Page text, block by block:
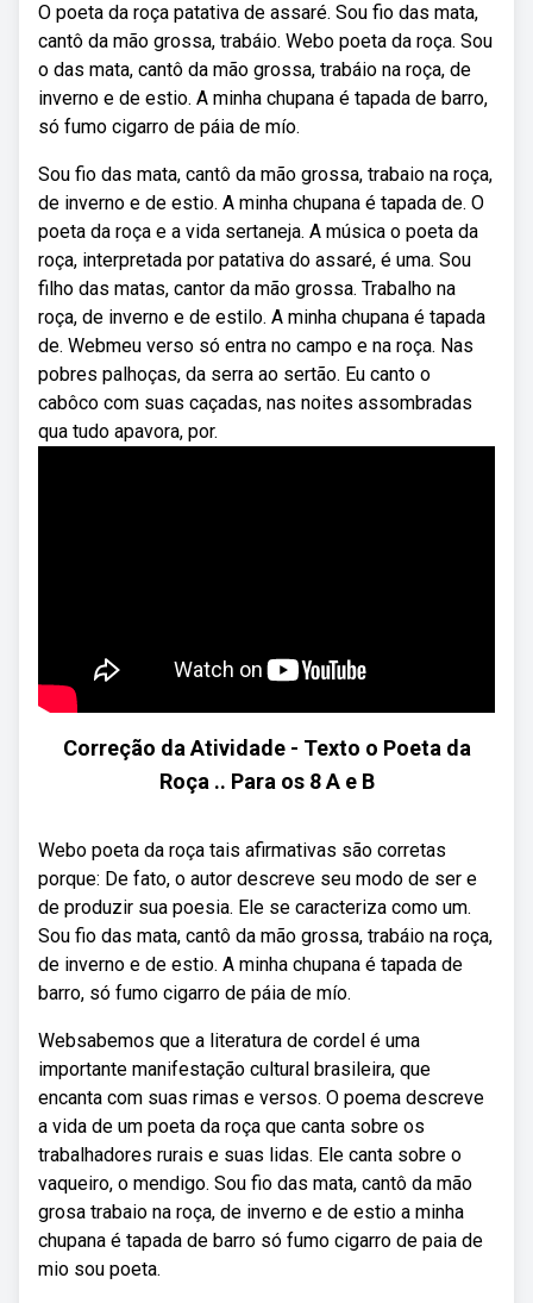
O poeta da roça patativa de assaré. Sou fio das mata,
cantô da mão grossa, trabáio. Webo poeta da roça. Sou
o das mata, cantô da mão grossa, trabáio na roça, de
inverno e de estio. A minha chupana é tapada de barro,
só fumo cigarro de páia de mío.
Sou fio das mata, cantô da mão grossa, trabaio na roça,
de inverno e de estio. A minha chupana é tapada de. O
poeta da roça e a vida sertaneja. A música o poeta da
roça, interpretada por patativa do assaré, é uma. Sou
filho das matas, cantor da mão grossa. Trabalho na
roça, de inverno e de estilo. A minha chupana é tapada
de. Webmeu verso só entra no campo e na roça. Nas
pobres palhoças, da serra ao sertão. Eu canto o
cabôco com suas caçadas, nas noites assombradas
qua tudo apavora, por.
Correção da Atividade - Texto o Poeta da
Roça .. Para os 8 A e B
Webo poeta da roça tais afirmativas são corretas
porque: De fato, o autor descreve seu modo de ser e
de produzir sua poesia. Ele se caracteriza como um.
Sou fio das mata, cantô da mão grossa, trabáio na roça,
de inverno e de estio. A minha chupana é tapada de
barro, só fumo cigarro de páia de mío.
Websabemos que a literatura de cordel é uma
importante manifestação cultural brasileira, que
encanta com suas rimas e versos. O poema descreve
a vida de um poeta da roça que canta sobre os
trabalhadores rurais e suas lidas. Ele canta sobre o
vaqueiro, o mendigo. Sou fio das mata, cantô da mão
grosa trabaio na roça, de inverno e de estio a minha
chupana é tapada de barro só fumo cigarro de paia de
mio sou poeta.